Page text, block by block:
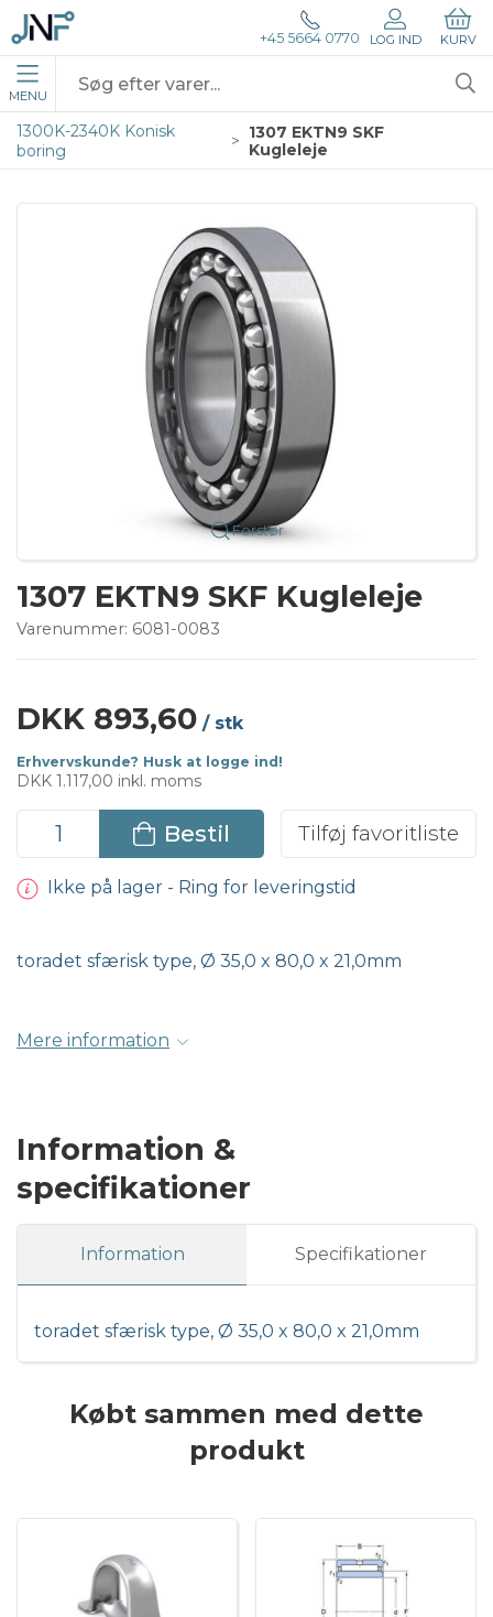
+45 5664 0770 LOG IND KURV
MENU
1300K-2340K Konisk
boring
1307 EKTN9 SKF
Kugleleje
Forstør
1307 EKTN9 SKF Kugleleje
Varenummer: 6081-0083
DKK 893,60 / stk
Erhvervskunde? Husk at logge ind!
DKK 1.117,00 inkl. moms
Bestil Tilføj favoritliste
Ikke på lager - Ring for leveringstid
toradet sfærisk type, Ø 35,0 x 80,0 x 21,0mm
Mere information
Information &
specifikationer
Information Specifikationer
toradet sfærisk type, Ø 35,0 x 80,0 x 21,0mm
Købt sammen med dette
produkt